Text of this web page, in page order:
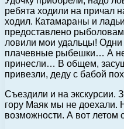
ребята ходили на причал
ходил. Катамараны и
предоставлено
ловили мои удальцы!
плачевные рыбешки… А
принесли… В общем,
привезли, деду с бабой
Съездили и на экскурсии.
гору Маяк мы не доехали.
возможности. А вот летом